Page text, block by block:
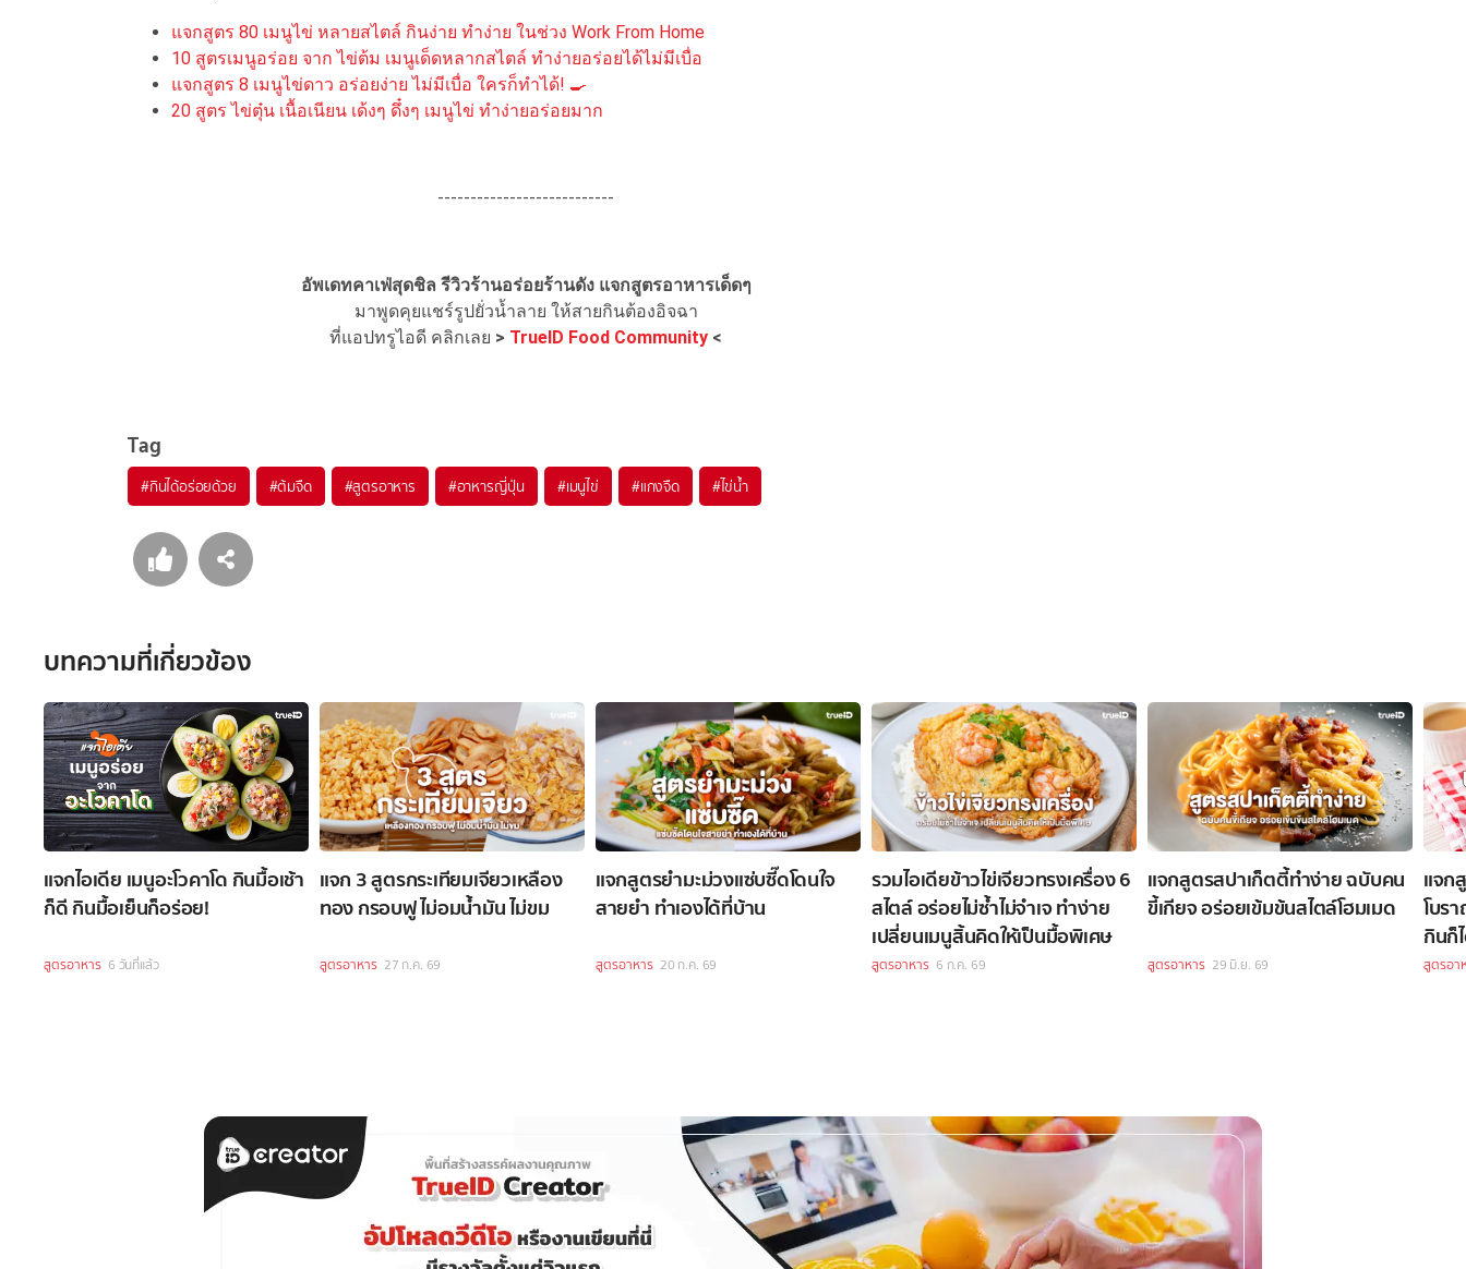
แจกสูตร 80 เมนูไข่ หลายสไตล์ กินง่าย ทำง่าย ในช่วง Work From Home
10 สูตรเมนูอร่อย จาก ไข่ต้ม เมนูเด็ดหลากสไตล์ ทำง่ายอร่อยได้ไม่มีเบื่อ
แจกสูตร 8 เมนูไข่ดาว อร่อยง่าย ไม่มีเบื่อ ใครก็ทำได้! 🍳
20 สูตร ไข่ตุ๋น เนื้อเนียน เด้งๆ ดึ๋งๆ เมนูไข่ ทำง่ายอร่อยมาก
---------------------------
อัพเดทคาเฟ่สุดชิล รีวิวร้านอร่อยร้านดัง แจกสูตรอาหารเด็ดๆ
มาพูดคุยแชร์รูปยั่วน้ำลาย ให้สายกินต้องอิจฉา
ที่แอปทรูไอดี คลิกเลย > TrueID Food Community <
Tag
#กินได้อร่อยด้วย #ต้มจืด #สูตรอาหาร #อาหารญี่ปุ่น #เมนูไข่ #แกงจืด #ไข่น้ำ
บทความที่เกี่ยวข้อง
แจกไอเดีย เมนูอะโวคาโด กินมื้อเช้า
ก็ดี กินมื้อเย็นก็อร่อย!
สูตรอาหาร 6 วันที่แล้ว
แจก 3 สูตรกระเทียมเจียวเหลือง
ทอง กรอบฟู ไม่อมน้ำมัน ไม่ขม
สูตรอาหาร 27 ก.ค. 69
แจกสูตรยำมะม่วงแซ่บซี๊ดโดนใจ
สายยำ ทำเองได้ที่บ้าน
สูตรอาหาร 20 ก.ค. 69
รวมไอเดียข้าวไข่เจียวทรงเครื่อง 6
สไตล์ อร่อยไม่ซ้ำไม่จำเจ ทำง่าย
เปลี่ยนเมนูสิ้นคิดให้เป็นมื้อพิเศษ
สูตรอาหาร 6 ก.ค. 69
แจกสูตรสปาเก็ตตี้ทำง่าย ฉบับคน
ขี้เกียจ อร่อยเข้มข้นสไตล์โฮมเมด
สูตรอาหาร 29 มิ.ย. 69
แจก
โบร
กินก็
สูตรอา